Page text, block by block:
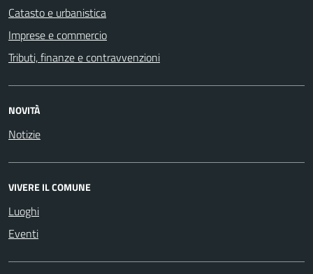
Catasto e urbanistica
Imprese e commercio
Tributi, finanze e contravvenzioni
NOVITÀ
Notizie
VIVERE IL COMUNE
Luoghi
Eventi